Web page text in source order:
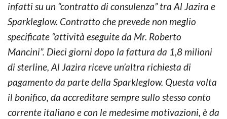
infatti su un “contratto di consulenza” tra Al Jazira e
Sparkleglow. Contratto che prevede non meglio
specificate “attività eseguite da Mr. Roberto
Mancini”. Dieci giorni dopo la fattura da 1,8 milioni
di sterline, Al Jazira riceve un’altra richiesta di
pagamento da parte della Sparkleglow. Questa volta
il bonifico, da accreditare sempre sullo stesso conto
corrente italiano e con le medesime motivazioni, è da